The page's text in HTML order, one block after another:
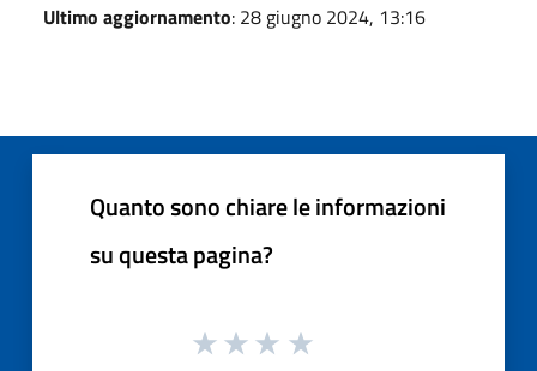
Ultimo aggiornamento: 28 giugno 2024, 13:16
Quanto sono chiare le informazioni
su questa pagina?